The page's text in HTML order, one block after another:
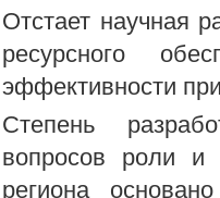
Отстает научная
ресурсного
эффективности
Степень
вопросов роли и
региона